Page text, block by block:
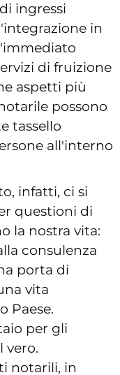
ingressi
in
di fruizione
aspetti più
possono
tassello
all'interno
infatti, ci si
questioni di
la nostra vita:
consulenza
porta di
vita
Paese.
per gli
vero.
notarili, in